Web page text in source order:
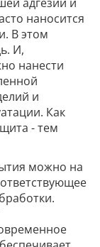
наносится
В этом
И,
нанести
и
Как
- тем
можно на